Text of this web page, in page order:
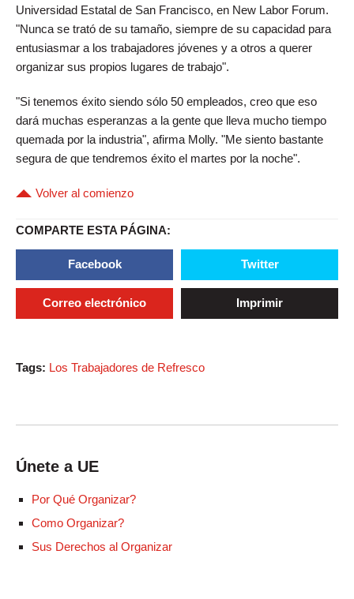
Universidad Estatal de San Francisco, en New Labor Forum.
"Nunca se trató de su tamaño, siempre de su capacidad para
entusiasmar a los trabajadores jóvenes y a otros a querer
organizar sus propios lugares de trabajo".
"Si tenemos éxito siendo sólo 50 empleados, creo que eso
dará muchas esperanzas a la gente que lleva mucho tiempo
quemada por la industria", afirma Molly. "Me siento bastante
segura de que tendremos éxito el martes por la noche".
Volver al comienzo
COMPARTE ESTA PÁGINA:
Facebook Twitter
Correo electrónico Imprimir
Tags: Los Trabajadores de Refresco
Únete a UE
Por Qué Organizar?
Como Organizar?
Sus Derechos al Organizar